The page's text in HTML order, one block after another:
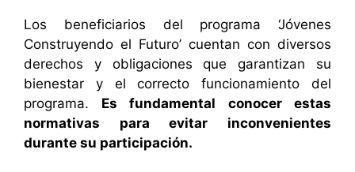
Los beneficiarios del programa ‘Jóvenes
Construyendo el Futuro’ cuentan con diversos
derechos y obligaciones que garantizan su
bienestar y el correcto funcionamiento del
programa. Es fundamental conocer estas
normativas para evitar inconvenientes
durante su participación.